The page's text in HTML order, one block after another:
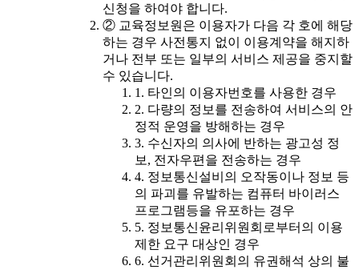
신청을 하여야 합니다.
② 교육정보원은 이용자가 다음 각 호에 해당
하는 경우 사전통지 없이 이용계약을 해지하
거나 전부 또는 일부의 서비스 제공을 중지할
수 있습니다.
1. 타인의 이용자번호를 사용한 경우
2. 다량의 정보를 전송하여 서비스의 안
정적 운영을 방해하는 경우
3. 수신자의 의사에 반하는 광고성 정
보, 전자우편을 전송하는 경우
4. 정보통신설비의 오작동이나 정보 등
의 파괴를 유발하는 컴퓨터 바이러스
프로그램등을 유포하는 경우
5. 정보통신윤리위원회로부터의 이용
제한 요구 대상인 경우
6. 선거관리위원회의 유권해석 상의 불